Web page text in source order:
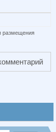
размещения